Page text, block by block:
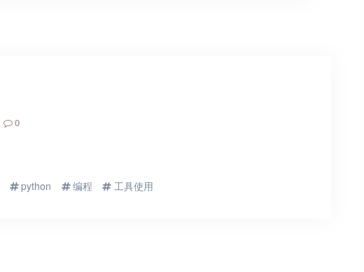
0
python 编程 工具使用